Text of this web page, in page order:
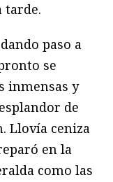
tarde.
paso a
se
inmensas y
de
Llovía ceniza
en la
como las